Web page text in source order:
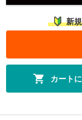
新
カート